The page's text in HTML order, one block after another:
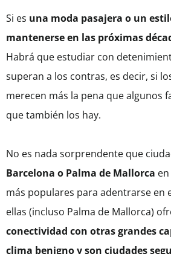
Si es una moda pasajera o un
mantenerse en las próximas
Habrá que estudiar con
superan a los contras, es decir, si
merecen más la pena que algunos
que también los hay.
No es nada sorprendente que
Barcelona o Palma de Mallorca
más populares para adentrarse en
ellas (incluso Palma de Mallorca)
conectividad con otras grandes
clima benigno y son ciudades